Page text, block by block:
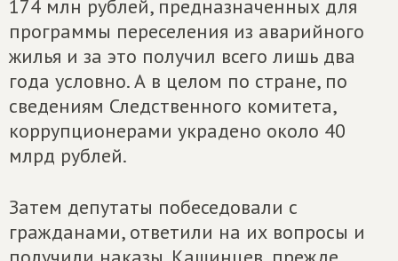
174 млн рублей, предназначенных для
программы переселения из аварийного
жилья и за это получил всего лишь два
года условно. А в целом по стране, по
сведениям Следственного комитета,
коррупционерами украдено около 40
млрд рублей.
Затем депутаты побеседовали с
гражданами, ответили на их вопросы и